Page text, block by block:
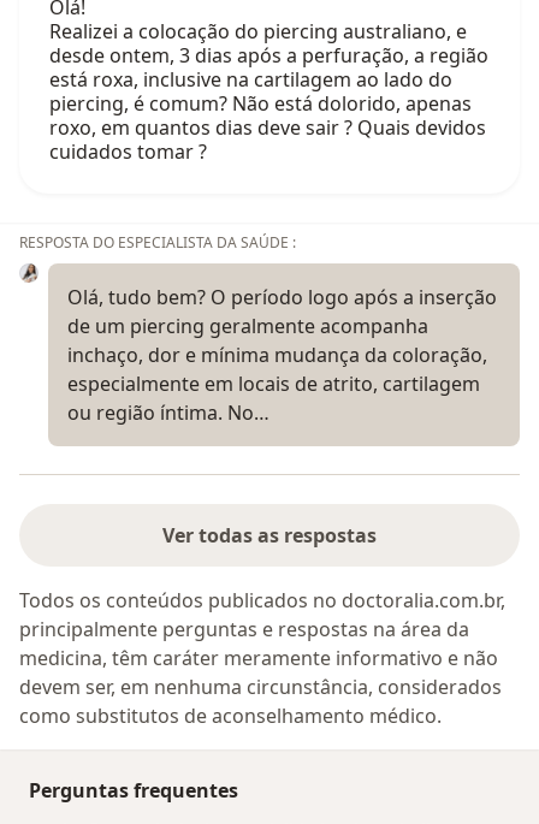
Olá!
Realizei a colocação do piercing australiano, e
desde ontem, 3 dias após a perfuração, a região
está roxa, inclusive na cartilagem ao lado do
piercing, é comum? Não está dolorido, apenas
roxo, em quantos dias deve sair ? Quais devidos
cuidados tomar ?
RESPOSTA DO ESPECIALISTA DA SAÚDE :
Olá, tudo bem? O período logo após a inserção
de um piercing geralmente acompanha
inchaço, dor e mínima mudança da coloração,
especialmente em locais de atrito, cartilagem
ou região íntima. No…
Ver todas as respostas
Todos os conteúdos publicados no doctoralia.com.br,
principalmente perguntas e respostas na área da
medicina, têm caráter meramente informativo e não
devem ser, em nenhuma circunstância, considerados
como substitutos de aconselhamento médico.
Perguntas frequentes